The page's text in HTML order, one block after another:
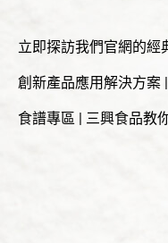
立即探訪我們官網的經
創新產品應用解決方案
食譜專區 | 三興食品教